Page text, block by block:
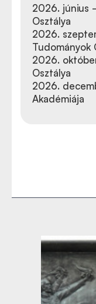
2026. június
Osztálya
2026.
Tudományok
2026.
Osztálya
2026.
Akadémiája